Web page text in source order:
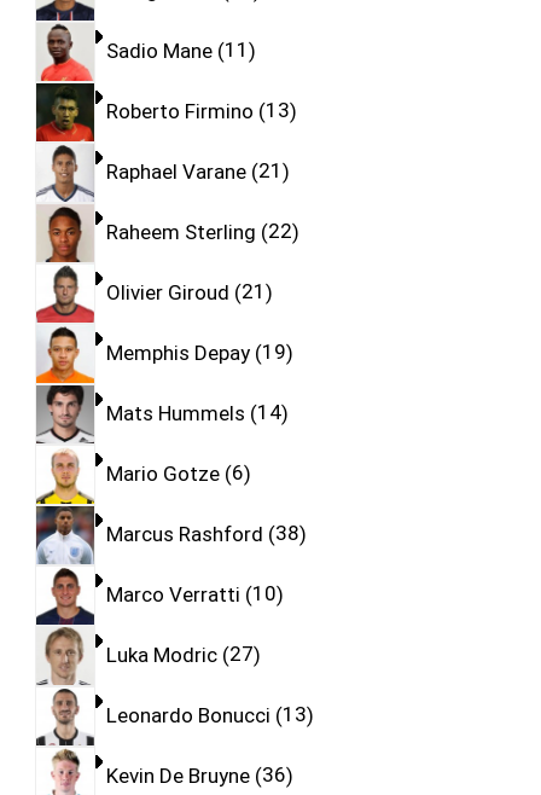
Sadio Mane 11
Roberto Firmino 13
Raphael Varane 21
Raheem Sterling 22
Olivier Giroud 21
Memphis Depay 19
Mats Hummels 14
Mario Gotze 6
Marcus Rashford 38
Marco Verratti 10
Luka Modric 27
Leonardo Bonucci 13
Kevin De Bruyne 36